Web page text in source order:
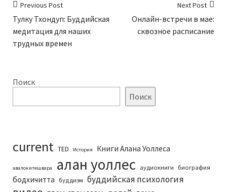
Previous Post
Тулку Тхондуп: Буддийская
медитация для наших
трудных времен
Next Post
Онлайн-встречи в мае:
сквозное расписание
Поиск
Поиск
current TED История Книги Алана Уоллеса
авалокитешвара алан уоллес аудиокниги биография
бодхичитта буддизм буддийская психология